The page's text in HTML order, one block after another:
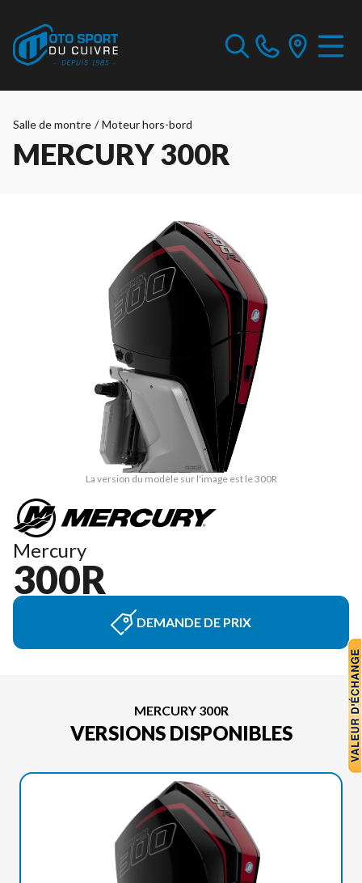
Salle de montre / Moteur hors-bord
MERCURY 300R
La version du modèle sur l'image est le 300R
Mercury
300R
DEMANDE DE PRIX
MERCURY 300R
VERSIONS DISPONIBLES